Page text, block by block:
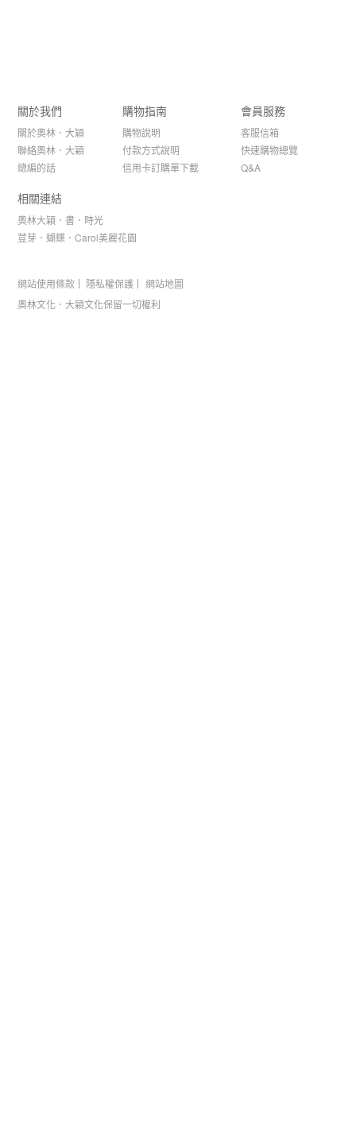
關於我們
關於奧林．大穎
聯絡奧林．大穎
總編的話
購物指南
購物說明
付款方式說明
信用卡訂購單下載
會員服務
客服信箱
快速購物總覽
Q&A
相關連結
奧林大穎．書．時光
荳芽．蝴蝶．Carol美麗花園
奧林文化．大穎文化保留一切權利
網站使用條款 隱私權保護 網站地圖